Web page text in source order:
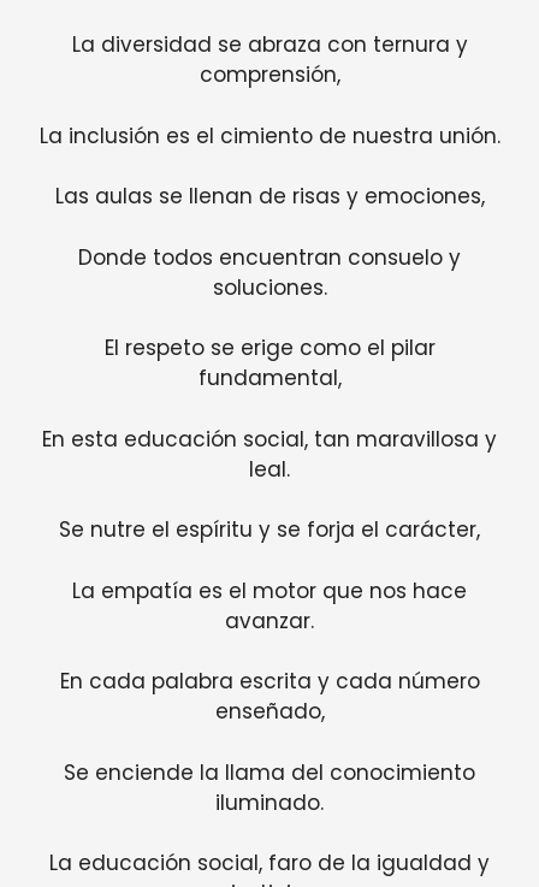
La diversidad se abraza con ternura y
comprensión,
La inclusión es el cimiento de nuestra unión.
Las aulas se llenan de risas y emociones,
Donde todos encuentran consuelo y
soluciones.
El respeto se erige como el pilar
fundamental,
En esta educación social, tan maravillosa y
leal.
Se nutre el espíritu y se forja el carácter,
La empatía es el motor que nos hace
avanzar.
En cada palabra escrita y cada número
enseñado,
Se enciende la llama del conocimiento
iluminado.
La educación social, faro de la igualdad y